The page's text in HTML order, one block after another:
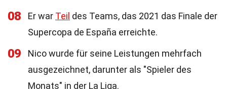
08 Er war Teil des Teams, das 2021 das Finale der
Supercopa de España erreichte.
09
Nico wurde für seine Leistungen mehrfach
ausgezeichnet, darunter als "Spieler des
Monats" in der La Liga.